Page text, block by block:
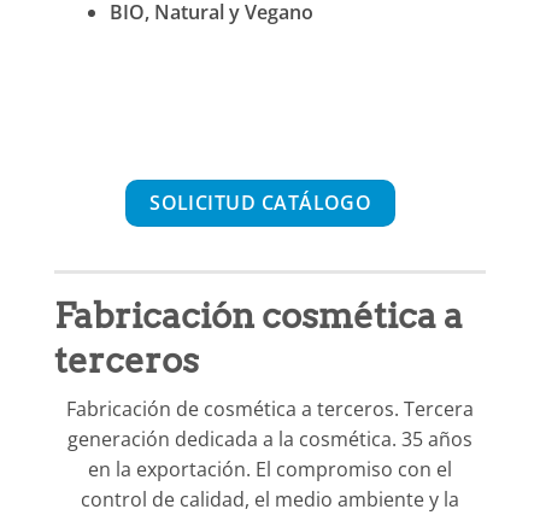
BIO, Natural y Vegano
SOLICITUD CATÁLOGO
Fabricación cosmética a
terceros
Fabricación de cosmética a terceros. Tercera
generación dedicada a la cosmética. 35 años
en la exportación. El compromiso con el
control de calidad, el medio ambiente y la